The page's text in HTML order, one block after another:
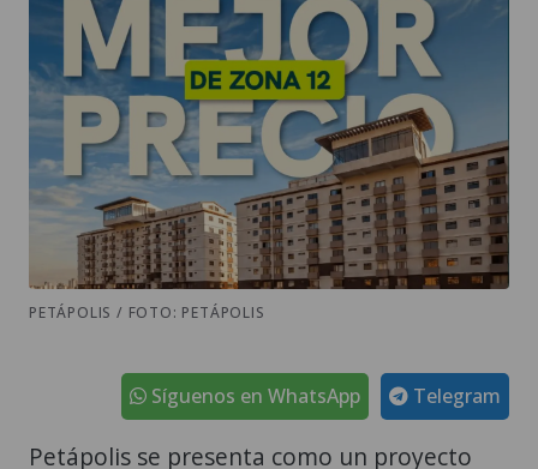
PETÁPOLIS / FOTO: PETÁPOLIS
Síguenos en WhatsApp
Petápolis se presenta como un proyecto
único, diseñado para quienes buscan
comodidad, conveniencia y una mejor